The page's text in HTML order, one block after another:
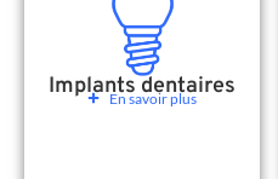
Implants dentaires
En savoir plus